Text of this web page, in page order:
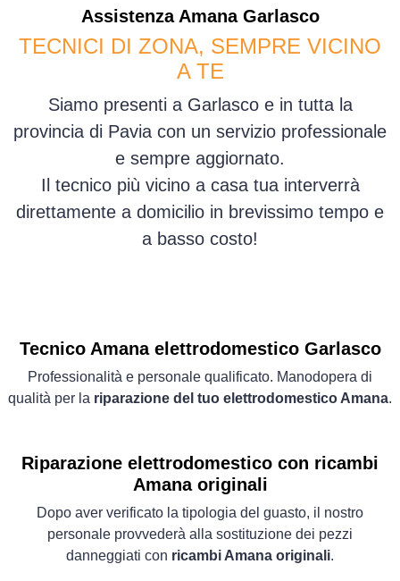
Assistenza AmanaGarlasco
TECNICI DI ZONA, SEMPRE VICINO
A TE
Siamo presenti a Garlasco e in tutta la
provincia di Pavia con un servizio professionale
e sempre aggiornato.
Il tecnico più vicino a casa tua interverrà
direttamente a domicilio in brevissimo tempo e
a basso costo!
Tecnico Amana elettrodomestico Garlasco
Professionalità e personale qualificato. Manodopera di
qualità per la riparazione del tuo elettrodomestico Amana.
Riparazione elettrodomestico con ricambi
Amana originali
Dopo aver verificato la tipologia del guasto, il nostro
personale provvederà alla sostituzione dei pezzi
danneggiati con ricambi Amana originali.